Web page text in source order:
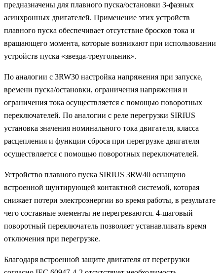
предназначены для плавного пуска/остановки 3-фазных
асинхронных двигателей. Применение этих устройств
плавного пуска обеспечивает отсутствие бросков тока и
вращающего момента, которые возникают при использовании
устройств пуска «звезда-треугольник».
По аналогии с 3RW30 настройка напряжения при запуске,
времени пуска/остановки, ограничения напряжения и
ограничения тока осуществляется с помощью поворотных
переключателей. По аналогии с реле перегрузки SIRIUS
установка значения номинального тока двигателя, класса
расцепления и функции сброса при перегрузке двигателя
осуществляется с помощью поворотных переключателей.
Устройство плавного пуска SIRIUS 3RW40 оснащено
встроенной шунтирующей контактной системой, которая
снижает потери электроэнергии во время работы, в результате
чего составные элементы не перегреваются. 4-шаговый
поворотный переключатель позволяет устанавливать время
отключения при перегрузке.
Благодаря встроенной защите двигателя от перегрузки